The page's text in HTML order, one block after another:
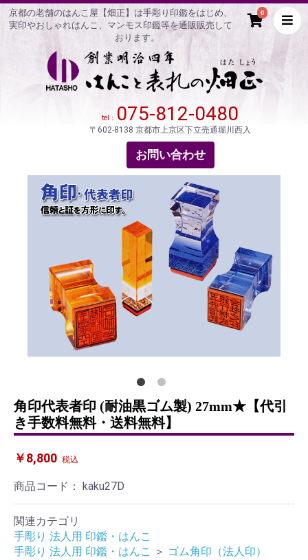
0
京都の老舗のはんこ屋【畑正】は手彫り印鑑をはじめ、
実印やおしゃれはんこ、マンモス印鑑等を通販販売して
おります。
tel： 075-812-0480
〒602-8138 京都市上京区下立売通堀川西入
お問い合わせ
角印代表者印 (耐油黒ゴム製) 27mm★【代引
き手数料無料・送料無料】
￥8,800 税込
商品コード： kaku27D
関連カテゴリ
手彫り 法人用 印鑑・はんこ
手彫り 法人用 印鑑・はんこ ＞ ゴム角印（法人印）